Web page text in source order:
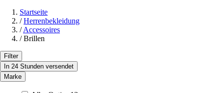
Startseite
/ Herrenbekleidung
/ Accessoires
/ Brillen
Filter
In 24 Stunden versendet
Marke